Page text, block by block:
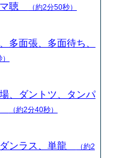
マ聴
（約2分50秒）
多面張、多面待ち、
、ダントツ、タンパ
（約2分40秒）
ンラス、単龍
（約2